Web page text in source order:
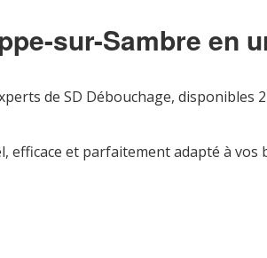
sur-Sambre en
de SD Débouchage, disponibles
et parfaitement adapté à vos